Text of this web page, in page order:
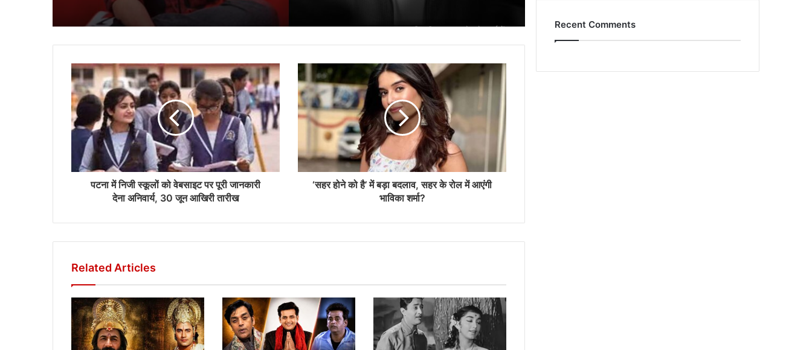
राजपाल यादव पर बढ़ी मुसीबत, 16 करोड़ के कर्ज में
गजनी फेम प्रदीप रावत का निधन, बेटे ने बताया
आखिरी पलों का दर्द
मिनी माथुर बनीं ‘द अलायंस’ की पहली विनर, जीती
ट्रॉफी और 50 लाख रुपये
सलमान खान और अलवीरा को कोर्ट का नोटिस,
बीइंग ह्यूमन जूलरी केस में घिरे
बिकिनी लुक में अलाया एफ ने बढ़ाया इंटरनेट का
पारा, ग्लैमरस अंदाज पर फिदा हुए फैंस
पटना में निजी स्कूलों को वेबसाइट पर पूरी जानकारी
देना अनिवार्य, 30 जून आखिरी तारीख
‘सहर होने को है’ में बड़ा बदलाव, सहर के रोल में आएंगी
भाविका शर्मा?
Related Articles
Recent Comments